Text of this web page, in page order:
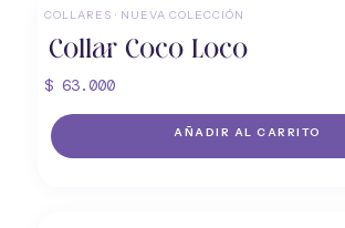
COLLARES · NUEVA COLECCIÓN
Collar Coco Loco
$ 63.000
AÑADIR AL CARRITO